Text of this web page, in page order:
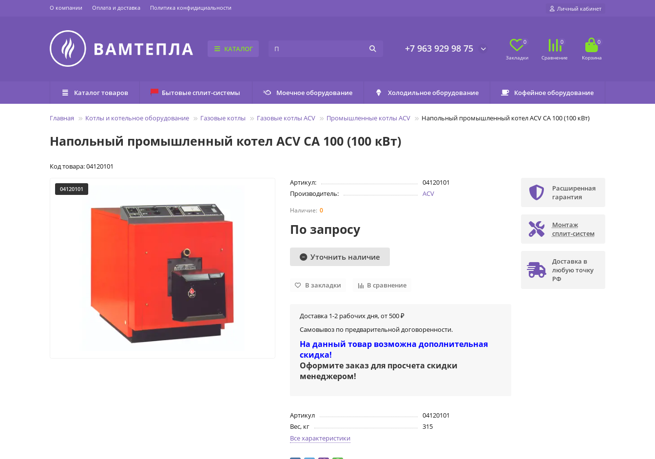
О компании Оплата и доставка Политика конфидициальности Личный кабинет
КАТАЛОГ +7 963 929 98 75
0 0 0
Каталог товаров Бытовые сплит-системы Моечное оборудование Холодильное оборудование Кофейное оборудование
Главная Котлы и котельное оборудование Газовые котлы Газовые котлы ACV Промышленные котлы ACV Напольный промышленный котел ACV CA 100 (100 кВт)
Напольный промышленный котел ACV CA 100 (100 кВт)
Код товара: 04120101
04120101
Артикул:
04120101
Производитель:
ACV
0
По запросу
Уточнить наличие
В закладки В сравнение
Доставка 1-2 рабочих дня, от 500 ₽
Самовывоз по предварительной договоренности.
На данный товар возможна дополнительная
скидка!
Оформите заказ для просчета скидки
менеджером!
Артикул
04120101
Вес, кг
315
Все характеристики
Расширенная
гарантия
Монтаж
сплит-систем
Доставка в
любую точку
РФ